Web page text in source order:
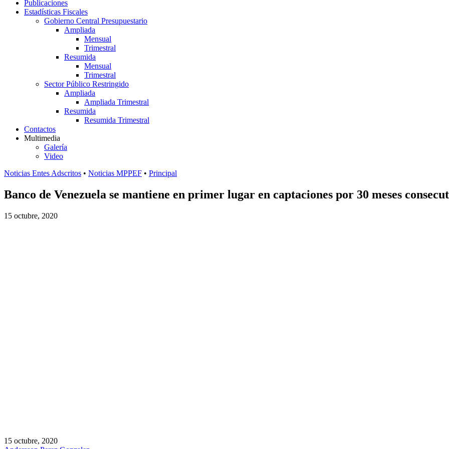
Publicaciones
Estadísticas Fiscales
Gobierno Central Presupuestario
Ampliada
Mensual
Trimestral
Resumida
Mensual
Trimestral
Sector Público Restringido
Ampliada
Ampliada Trimestral
Resumida
Resumida Trimestral
Contactos
Multimedia
Galería
Video
Noticias Entes Adscritos • Noticias MPPEF • Principal
Banco de Venezuela se mantiene en primer lugar en captaciones por 30 meses
15 octubre, 2020
15 octubre, 2020